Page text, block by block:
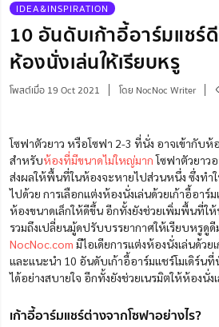
IDEA&INSPIRATION
10 อันดับเก้าอี้อาร์มแชร์
ห้องนั่งเล่นให้เรียบหรู
โพสต์เมื่อ 19 Oct 2021 โดย NocNoc Writer
โซฟาตัวยาว หรือโซฟา 2-3 ที่นั่ง อาจเข้ากับ
สำหรับห้องที่มีขนาดไม่ใหญ่มากโซฟาตัวยาว
ส่งผลให้พื้นที่ในห้องจะหายไปส่วนหนึ่ง ซึ่งทำ
ไปด้วย การเลือกแต่งห้องนั่งเล่นด้วยเก้าอี้อ
ห้องขนาดเล็กให้ดีขึ้น อีกทั้งยังช่วยเพิ่มพื้นที่ใ
รวมถึงเปลี่ยนมู้ดปรับบรรยากาศให้เรียบหรูดูดี
NocNoc.com มีไอเดียการแต่งห้องนั่งเล่นด้วย
และแนะนำ 10 อันดับเก้าอี้อาร์มแชร์โมเดิร์น
ได้อย่างสบายใจ อีกทั้งยังช่วยเนรมิตให้ห้องนั่
เก้าอี้อาร์มแชร์ต่างจากโซฟาอย่างไร?